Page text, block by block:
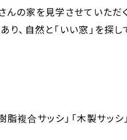
んの家を見学させていただ
、自然と「いい窓」を探し
脂複合サッシ」「木製サッシ